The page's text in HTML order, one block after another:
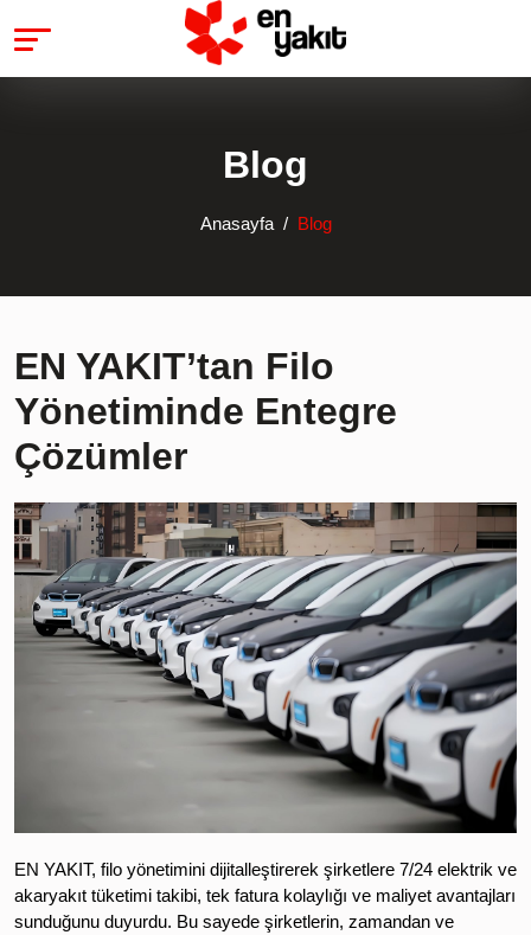
Blog
Anasayfa Blog
EN YAKIT’tan Filo
Yönetiminde Entegre
Çözümler
EN YAKIT, filo yönetimini dijitalleştirerek şirketlere 7/24 elektrik ve
akaryakıt tüketimi takibi, tek fatura kolaylığı ve maliyet avantajları
sunduğunu duyurdu. Bu sayede şirketlerin, zamandan ve